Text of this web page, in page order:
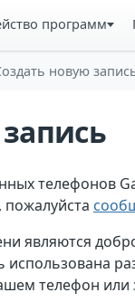
программ
новую
телефонов
являются
телефон